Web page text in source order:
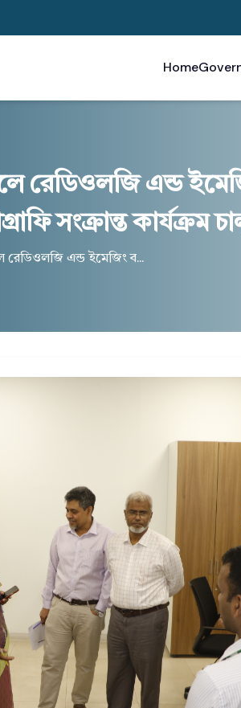
Home
রেডিওলজি এন্ড
সংক্রান্ত কার্যক্রম
রেডিওলজি এন্ড ইমেজিং ব...